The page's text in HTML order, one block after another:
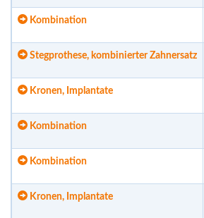
Kombination
Stegprothese, kombinierter Zahnersatz
Kronen, Implantate
Kombination
Kombination
Kronen, Implantate